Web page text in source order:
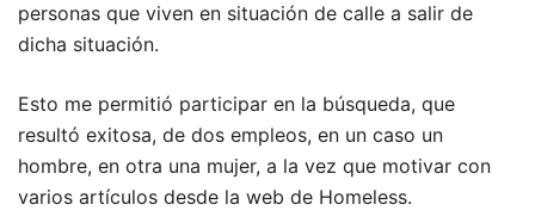
personas que viven en situación de calle a salir de
dicha situación.
Esto me permitió participar en la búsqueda, que
resultó exitosa, de dos empleos, en un caso un
hombre, en otra una mujer, a la vez que motivar con
varios artículos desde la web de Homeless.